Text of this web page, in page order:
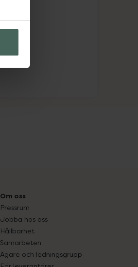
Om oss
Pressrum
Jobba hos oss
Hållbarhet
Samarbeten
Ägare och ledningsgrupp